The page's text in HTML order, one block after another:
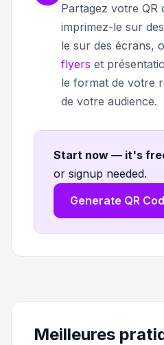
Partagez votre QR
imprimez-le sur
le sur des écrans,
flyers et
le format de votre
de votre audience.
Start now — it's
or signup needed.
Generate QR
Meilleures